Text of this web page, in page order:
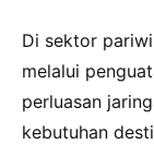
Di sektor
melalui
perluasan
kebutuhan